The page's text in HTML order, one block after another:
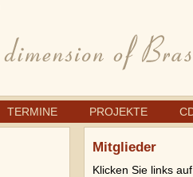
TERMINE PROJEKTE
Mitglieder
Klicken Sie links